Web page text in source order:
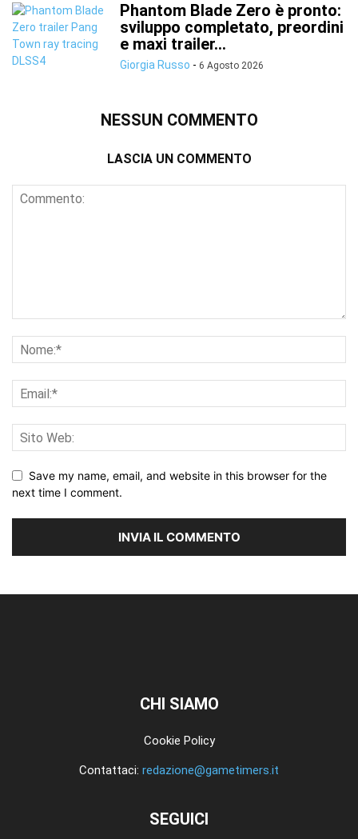
Phantom Blade Zero è pronto:
sviluppo completato, preordini
e maxi trailer...
Giorgia Russo - 6 Agosto 2026
NESSUN COMMENTO
LASCIA UN COMMENTO
Save my name, email, and website in this browser for the
next time I comment.
CHI SIAMO
Cookie Policy
Contattaci: redazione@gametimers.it
SEGUICI